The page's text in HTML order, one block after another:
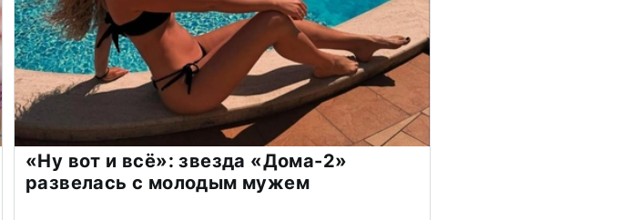
«Ну вот и всё»: звезда «Дома-2»
развелась с молодым мужем